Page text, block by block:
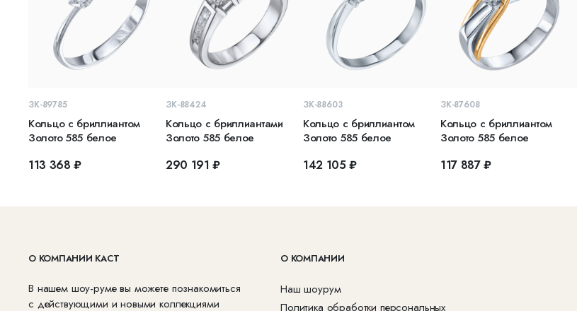
ЗК-89785
Кольцо с бриллиантом
Золото 585 белое
113 368 ₽
ЗК-88424
Кольцо с бриллиантами
Золото 585 белое
290 191 ₽
ЗК-88603
Кольцо с бриллиантом
Золото 585 белое
142 105 ₽
ЗК-87608
Кольцо с бриллиантом
Золото 585 белое
117 887 ₽
О КОМПАНИИ КАСТ
В нашем шоу-руме вы можете познакомиться
с действующими и новыми коллекциями
О КОМПАНИИ
Наш шоурум
Политика обработки персональных